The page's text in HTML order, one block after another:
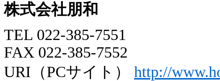
株式会社朋和
TEL 022-385-7551
FAX 022-385-7552
URI（PCサイト） http://